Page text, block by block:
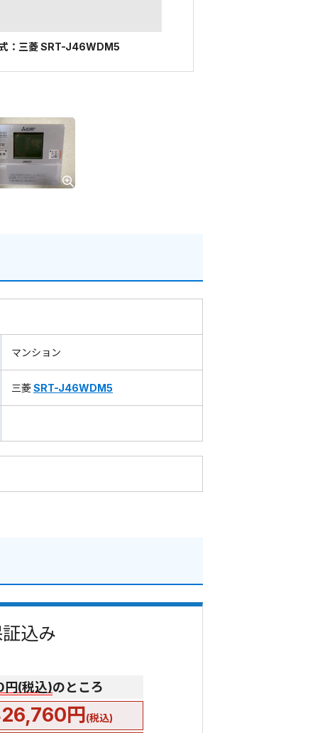
：三菱 SRT-J46WDM5
マンション
三菱SRT-J46WDM5
込み
(税込)のところ
円(税込)